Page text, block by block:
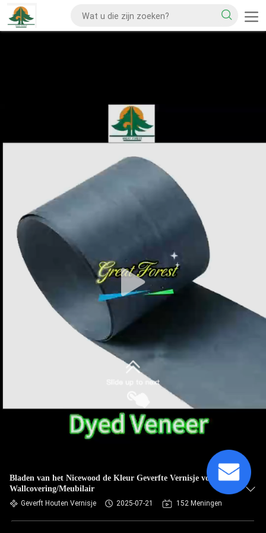
Bladen van het Nicewood de Kleur Geverfte Vernisje voor
Wallcovering/Meubilair
Geverft Houten Vernisje 2025-07-21 152 Meningen